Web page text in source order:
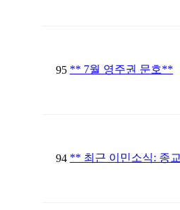
95 ** 7월 영주권 문호**
94 ** 최근 이민소식: 종